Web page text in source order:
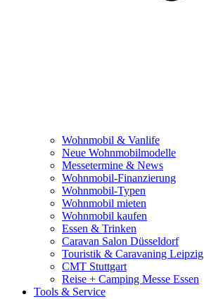
Wohnmobil & Vanlife
Neue Wohnmobilmodelle
Messetermine & News
Wohnmobil-Finanzierung
Wohnmobil-Typen
Wohnmobil mieten
Wohnmobil kaufen
Essen & Trinken
Caravan Salon Düsseldorf
Touristik & Caravaning Leipzig
CMT Stuttgart
Reise + Camping Messe Essen
Tools & Service